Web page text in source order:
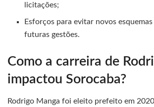
licitações;
Esforços para evitar novos
futuras gestões.
Como a carreira de
impactou Sorocaba?
Rodrigo Manga foi eleito prefeito em